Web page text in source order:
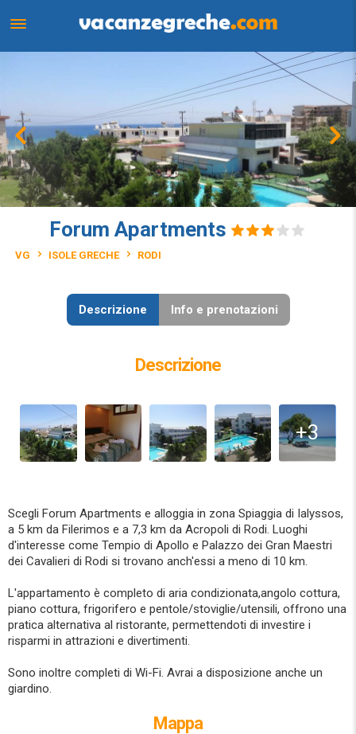
Forum Apartments
VG ISOLE GRECHE RODI
Descrizione Info e prenotazioni
Descrizione
+3
Scegli Forum Apartments e alloggia in zona Spiaggia di Ialyssos,
a 5 km da Filerimos e a 7,3 km da Acropoli di Rodi. Luoghi
d'interesse come Tempio di Apollo e Palazzo dei Gran Maestri
dei Cavalieri di Rodi si trovano anch'essi a meno di 10 km.
L'appartamento è completo di aria condizionata,angolo cottura,
piano cottura, frigorifero e pentole/stoviglie/utensili, offrono una
pratica alternativa al ristorante, permettendoti di investire i
risparmi in attrazioni e divertimenti.
Sono inoltre completi di Wi-Fi. Avrai a disposizione anche un
giardino.
Mappa